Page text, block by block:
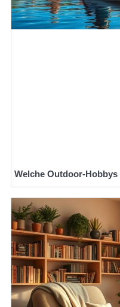
Welche Outdoor-